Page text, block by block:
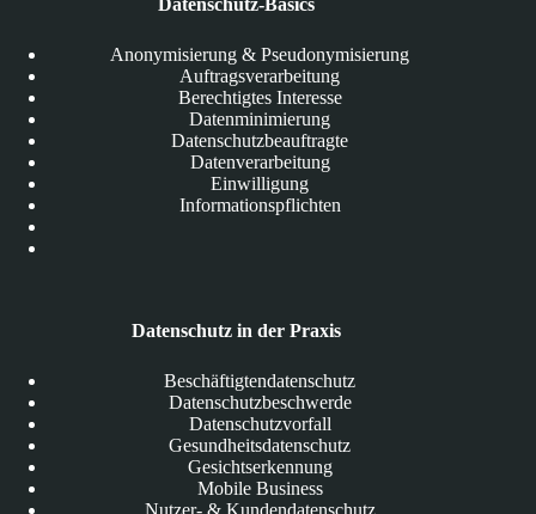
Datenschutz-Basics
Anonymisierung & Pseudonymisierung
Auftragsverarbeitung
Berechtigtes Interesse
Datenminimierung
Datenschutzbeauftragte
Datenverarbeitung
Einwilligung
Informationspflichten
Datenschutz in der Praxis
Beschäftigtendatenschutz
Datenschutzbeschwerde
Datenschutzvorfall
Gesundheitsdatenschutz
Gesichtserkennung
Mobile Business
Nutzer- & Kundendatenschutz